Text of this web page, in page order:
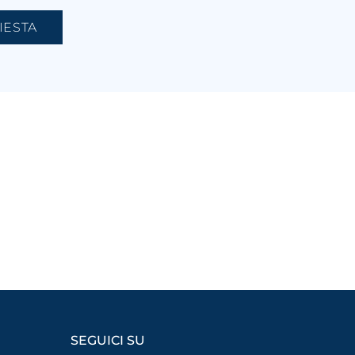
SEGUICI SU